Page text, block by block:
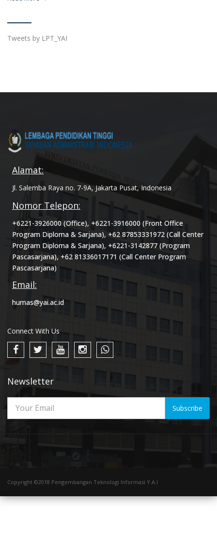
Tweets by LPT_YAI
Alamat:
Jl. Salemba Raya no. 7-9A, Jakarta Pusat, Indonesia
Nomor Telepon:
+6221-3926000 (Office), +6221-3916000 (Front Office
Program Diploma & Sarjana), +62 87853331972 (Call Center
Program Diploma & Sarjana), +6221-3142877 (Program
Pascasarjana), +62 81336017171 (Call Center Program
Pascasarjana)
Email:
humas@yai.ac.id
Connect With Us
Newsletter
Subscribe
Copyright ©2018 Pengembangan Teknologi Informasi Y.A.I